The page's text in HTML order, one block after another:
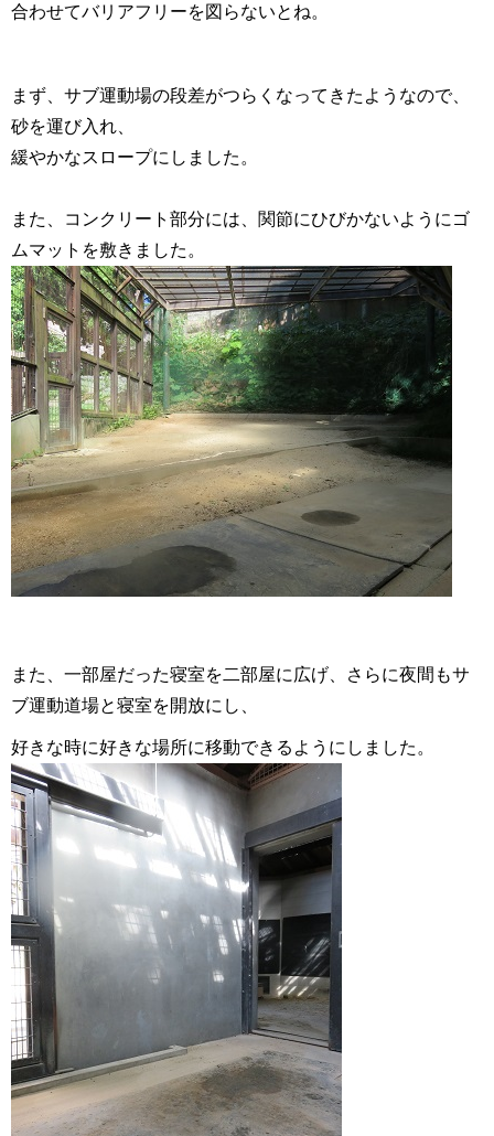
合わせてバリアフリーを図らないとね。
まず、サブ運動場の段差がつらくなってきたようなので、
砂を運び入れ、
緩やかなスロープにしました。
また、コンクリート部分には、関節にひびかないようにゴ
ムマットを敷きました。
また、一部屋だった寝室を二部屋に広げ、さらに夜間もサ
ブ運動道場と寝室を開放にし、
好きな時に好きな場所に移動できるようにしました。